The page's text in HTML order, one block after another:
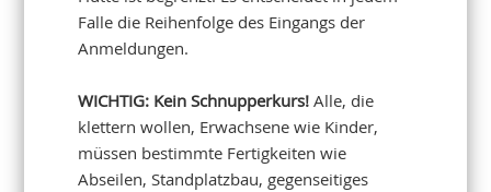
Falle die Reihenfolge des Eingangs der
Anmeldungen.
WICHTIG: Kein Schnupperkurs!Alle, die
klettern wollen, Erwachsene wie Kinder,
müssen bestimmte Fertigkeiten wie
Abseilen, Standplatzbau, gegenseitiges